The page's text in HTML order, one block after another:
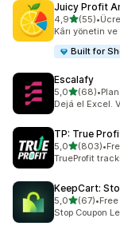
Juicy Profit
4,95 yıldız
(55)
toplam 55•
Kârı yönetin
Built for
Escalafy
5,05 yıldız
(68)
toplam 68•
Dejá el Excel.
TP: True
5,05 yıldız
(803)
toplam 803•
TrueProfit
KeepCart:
5,05 yıldız
(67)
toplam 67•
Stop Coupon